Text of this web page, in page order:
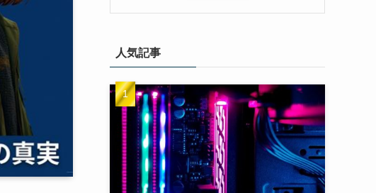
人気記事